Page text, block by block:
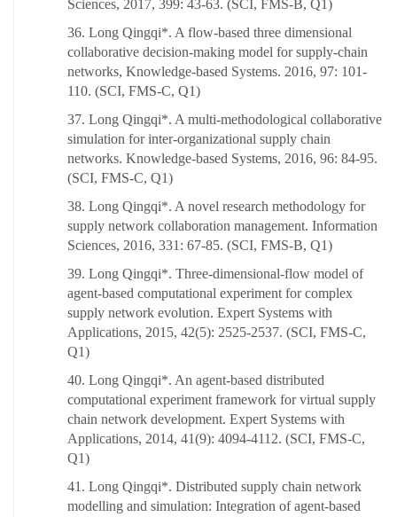
Sciences, 2017, 399: 43-63. (SCI, FMS-B, Q1)
36. Long Qingqi*. A flow-based three dimensional
collaborative decision-making model for supply-chain
networks, Knowledge-based Systems. 2016, 97: 101-
110. (SCI, FMS-C, Q1)
37. Long Qingqi*. A multi-methodological collaborative
simulation for inter-organizational supply chain
networks. Knowledge-based Systems, 2016, 96: 84-95.
(SCI, FMS-C, Q1)
38. Long Qingqi*. A novel research methodology for
supply network collaboration management. Information
Sciences, 2016, 331: 67-85. (SCI, FMS-B, Q1)
39. Long Qingqi*. Three-dimensional-flow model of
agent-based computational experiment for complex
supply network evolution. Expert Systems with
Applications, 2015, 42(5): 2525-2537. (SCI, FMS-C,
Q1)
40. Long Qingqi*. An agent-based distributed
computational experiment framework for virtual supply
chain network development. Expert Systems with
Applications, 2014, 41(9): 4094-4112. (SCI, FMS-C,
Q1)
41. Long Qingqi*. Distributed supply chain network
modelling and simulation: Integration of agent-based